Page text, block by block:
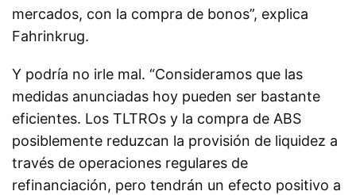
mercados, con la compra de bonos”, explica
Fahrinkrug.
Y podría no irle mal. “Consideramos que las
medidas anunciadas hoy pueden ser bastante
eficientes. Los TLTROs y la compra de ABS
posiblemente reduzcan la provisión de liquidez a
través de operaciones regulares de
refinanciación, pero tendrán un efecto positivo a